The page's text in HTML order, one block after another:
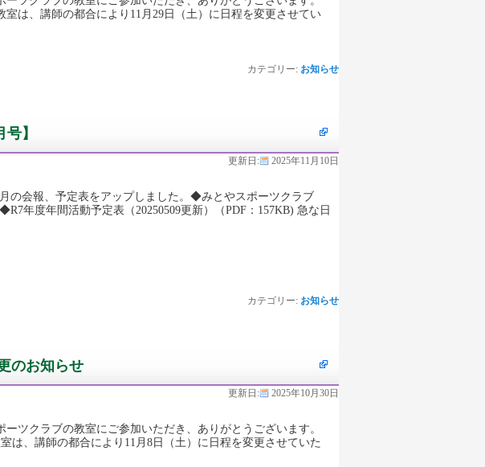
は、講師の都合により11月29日（土）に日程を変更させてい
カテゴリー: お知らせ
】
更新日: 2025年11月10日
の会報、予定表をアップしました。◆みとやスポーツクラブ
年度年間活動予定表（20250509更新）（PDF：157KB) 急な日
カテゴリー: お知らせ
のお知らせ
更新日: 2025年10月30日
ツクラブの教室にご参加いただき、ありがとうございます。
は、講師の都合により11月8日（土）に日程を変更させていた